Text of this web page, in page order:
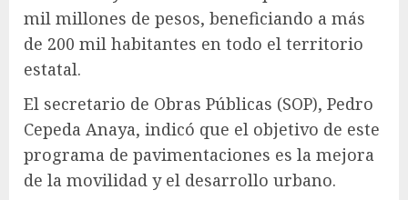
mil millones de pesos, beneficiando a más
de 200 mil habitantes en todo el territorio
estatal.
El secretario de Obras Públicas (SOP), Pedro
Cepeda Anaya, indicó que el objetivo de este
programa de pavimentaciones es la mejora
de la movilidad y el desarrollo urbano.